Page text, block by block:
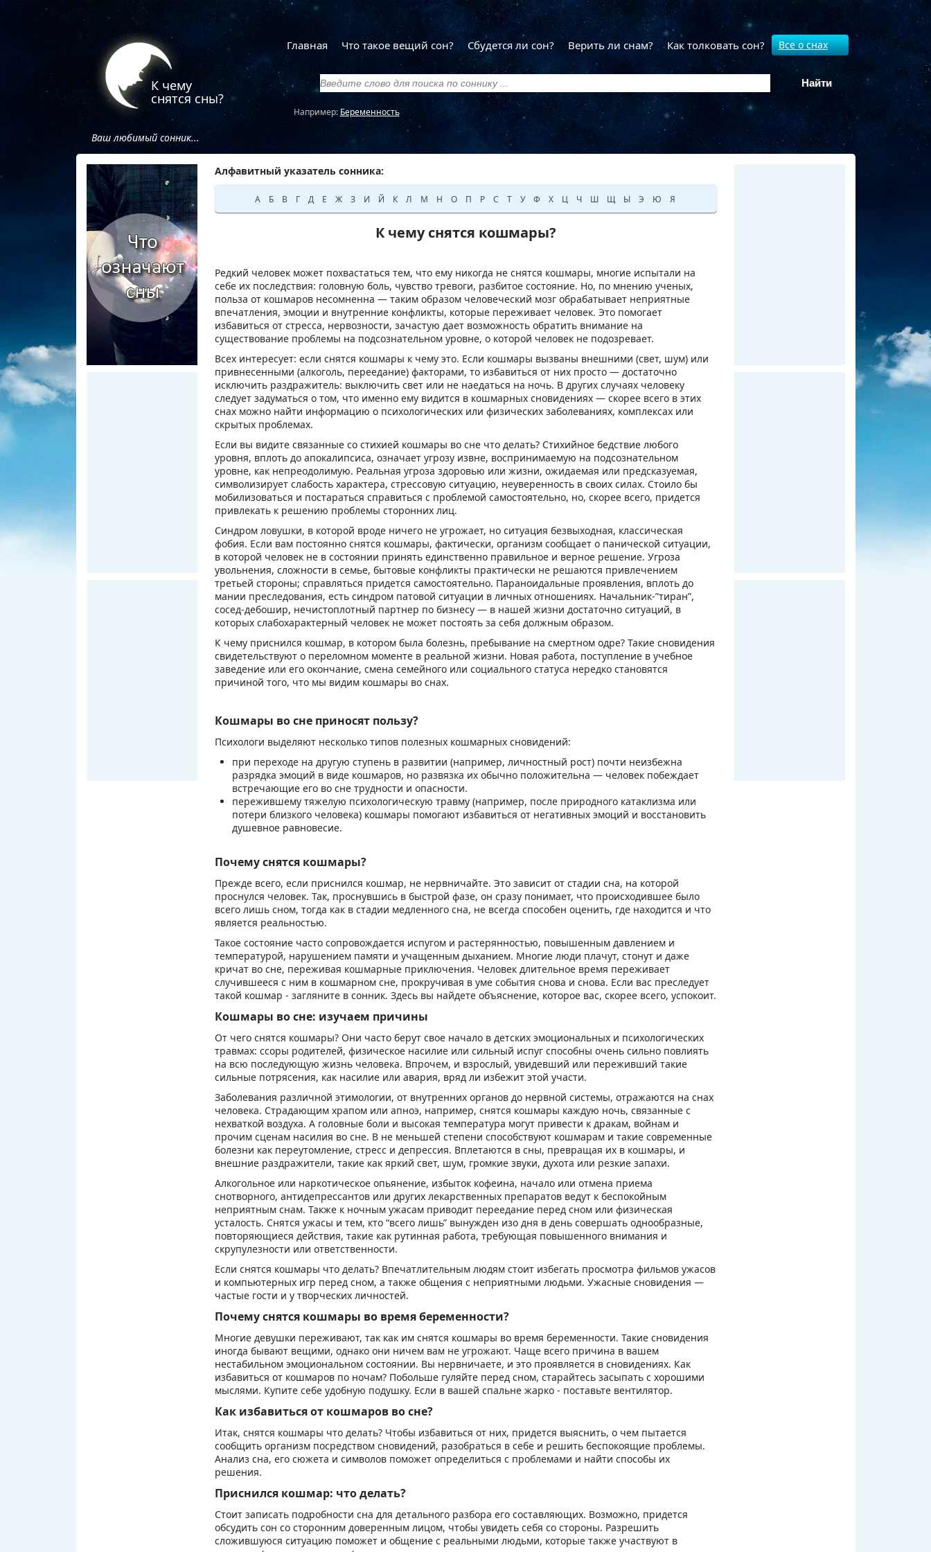
К чему
снятся сны?
Ваш любимый сонник...
Главная Что такое вещий сон? Сбудется ли сон? Верить ли снам? Как толковать сон? Все о снах
Например: Беременность
Алфавитный указатель сонника:
А Б В Г Д Е Ж З И Й К Л М Н О П Р С Т У Ф Х Ц Ч Ш Щ Ы Э Ю Я
К чему снятся кошмары?
Редкий человек может похвастаться тем, что ему никогда не снятся кошмары, многие испытали на
себе их последствия: головную боль, чувство тревоги, разбитое состояние. Но, по мнению ученых,
польза от кошмаров несомненна — таким образом человеческий мозг обрабатывает неприятные
впечатления, эмоции и внутренние конфликты, которые переживает человек. Это помогает
избавиться от стресса, нервозности, зачастую дает возможность обратить внимание на
существование проблемы на подсознательном уровне, о которой человек не подозревает.
Всех интересует: если снятся кошмары к чему это. Если кошмары вызваны внешними (свет, шум) или
привнесенными (алкоголь, переедание) факторами, то избавиться от них просто — достаточно
исключить раздражитель: выключить свет или не наедаться на ночь. В других случаях человеку
следует задуматься о том, что именно ему видится в кошмарных сновидениях — скорее всего в этих
снах можно найти информацию о психологических или физических заболеваниях, комплексах или
скрытых проблемах.
Если вы видите связанные со стихией кошмары во сне что делать? Стихийное бедствие любого
уровня, вплоть до апокалипсиса, означает угрозу извне, воспринимаемую на подсознательном
уровне, как непреодолимую. Реальная угроза здоровью или жизни, ожидаемая или предсказуемая,
символизирует слабость характера, стрессовую ситуацию, неуверенность в своих силах. Стоило бы
мобилизоваться и постараться справиться с проблемой самостоятельно, но, скорее всего, придется
привлекать к решению проблемы сторонних лиц.
Синдром ловушки, в которой вроде ничего не угрожает, но ситуация безвыходная, классическая
фобия. Если вам постоянно снятся кошмары, фактически, организм сообщает о панической ситуации,
в которой человек не в состоянии принять единственно правильное и верное решение. Угроза
увольнения, сложности в семье, бытовые конфликты практически не решаются привлечением
третьей стороны; справляться придется самостоятельно. Параноидальные проявления, вплоть до
мании преследования, есть синдром патовой ситуации в личных отношениях. Начальник-”тиран”,
сосед-дебошир, нечистоплотный партнер по бизнесу — в нашей жизни достаточно ситуаций, в
которых слабохарактерный человек не может постоять за себя должным образом.
К чему приснился кошмар, в котором была болезнь, пребывание на смертном одре? Такие сновидения
свидетельствуют о переломном моменте в реальной жизни. Новая работа, поступление в учебное
заведение или его окончание, смена семейного или социального статуса нередко становятся
причиной того, что мы видим кошмары во снах.
Кошмары во сне приносят пользу?
Психологи выделяют несколько типов полезных кошмарных сновидений:
при переходе на другую ступень в развитии (например, личностный рост) почти неизбежна
разрядка эмоций в виде кошмаров, но развязка их обычно положительна — человек побеждает
встречающие его во сне трудности и опасности.
пережившему тяжелую психологическую травму (например, после природного катаклизма или
потери близкого человека) кошмары помогают избавиться от негативных эмоций и восстановить
душевное равновесие.
Почему снятся кошмары?
Прежде всего, если приснился кошмар, не нервничайте. Это зависит от стадии сна, на которой
проснулся человек. Так, проснувшись в быстрой фазе, он сразу понимает, что происходившее было
всего лишь сном, тогда как в стадии медленного сна, не всегда способен оценить, где находится и что
является реальностью.
Такое состояние часто сопровождается испугом и растерянностью, повышенным давлением и
температурой, нарушением памяти и учащенным дыханием. Многие люди плачут, стонут и даже
кричат во сне, переживая кошмарные приключения. Человек длительное время переживает
случившееся с ним в кошмарном сне, прокручивая в уме события снова и снова. Если вас преследует
такой кошмар - загляните в сонник. Здесь вы найдете объяснение, которое вас, скорее всего, успокоит.
Кошмары во сне: изучаем причины
От чего снятся кошмары? Они часто берут свое начало в детских эмоциональных и психологических
травмах: ссоры родителей, физическое насилие или сильный испуг способны очень сильно повлиять
на всю последующую жизнь человека. Впрочем, и взрослый, увидевший или переживший такие
сильные потрясения, как насилие или авария, вряд ли избежит этой участи.
Заболевания различной этимологии, от внутренних органов до нервной системы, отражаются на снах
человека. Страдающим храпом или апноэ, например, снятся кошмары каждую ночь, связанные с
нехваткой воздуха. А головные боли и высокая температура могут привести к дракам, войнам и
прочим сценам насилия во сне. В не меньшей степени способствуют кошмарам и такие современные
болезни как переутомление, стресс и депрессия. Вплетаются в сны, превращая их в кошмары, и
внешние раздражители, такие как яркий свет, шум, громкие звуки, духота или резкие запахи.
Алкогольное или наркотическое опьянение, избыток кофеина, начало или отмена приема
снотворного, антидепрессантов или других лекарственных препаратов ведут к беспокойным
неприятным снам. Также к ночным ужасам приводит переедание перед сном или физическая
усталость. Снятся ужасы и тем, кто “всего лишь” вынужден изо дня в день совершать однообразные,
повторяющиеся действия, такие как рутинная работа, требующая повышенного внимания и
скрупулезности или ответственности.
Если снятся кошмары что делать? Впечатлительным людям стоит избегать просмотра фильмов ужасов
и компьютерных игр перед сном, а также общения с неприятными людьми. Ужасные сновидения —
частые гости и у творческих личностей.
Почему снятся кошмары во время беременности?
Многие девушки переживают, так как им снятся кошмары во время беременности. Такие сновидения
иногда бывают вещими, однако они ничем вам не угрожают. Чаще всего причина в вашем
нестабильном эмоциональном состоянии. Вы нервничаете, и это проявляется в сновидениях. Как
избавиться от кошмаров по ночам? Побольше гуляйте перед сном, старайтесь засыпать с хорошими
мыслями. Купите себе удобную подушку. Если в вашей спальне жарко - поставьте вентилятор.
Как избавиться от кошмаров во сне?
Итак, снятся кошмары что делать? Чтобы избавиться от них, придется выяснить, о чем пытается
сообщить организм посредством сновидений, разобраться в себе и решить беспокоящие проблемы.
Анализ сна, его сюжета и символов поможет определиться с проблемами и найти способы их
решения.
Приснился кошмар: что делать?
Стоит записать подробности сна для детального разбора его составляющих. Возможно, придется
обсудить сон со сторонним доверенным лицом, чтобы увидеть себя со стороны. Разрешить
сложившуюся ситуацию поможет и общение с реальными людьми, которые также участвуют в